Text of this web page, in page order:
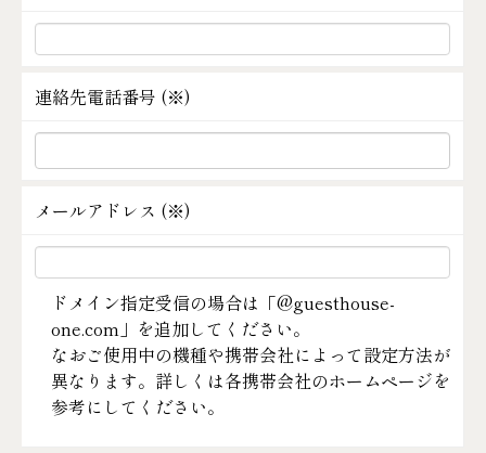
連絡先電話番号 (※)
メールアドレス (※)
ドメイン指定受信の場合は「@guesthouse-
one.com」を追加してください。
なおご使用中の機種や携帯会社によって設定方法が
異なります。詳しくは各携帯会社のホームページを
参考にしてください。